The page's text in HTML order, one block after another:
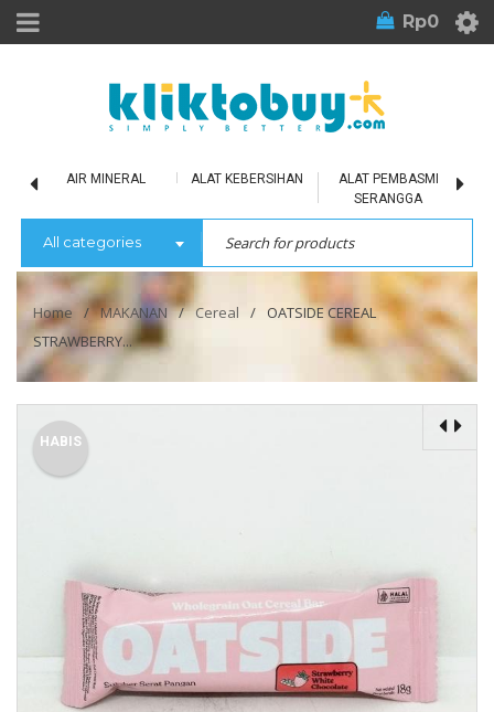
Rp0
AIR MINERAL ALAT KEBERSIHAN
ALAT PEMBASMI
SERANGGA
All categories
Home / MAKANAN / Cereal / OATSIDE CEREAL
STRAWBERRY...
HABIS